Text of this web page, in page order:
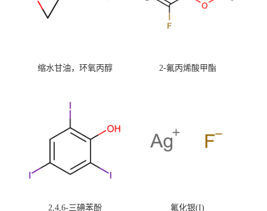
缩水甘油，环氧丙醇 2-氟丙烯酸甲酯
2,4,6-三碘苯酚 氟化银(I)